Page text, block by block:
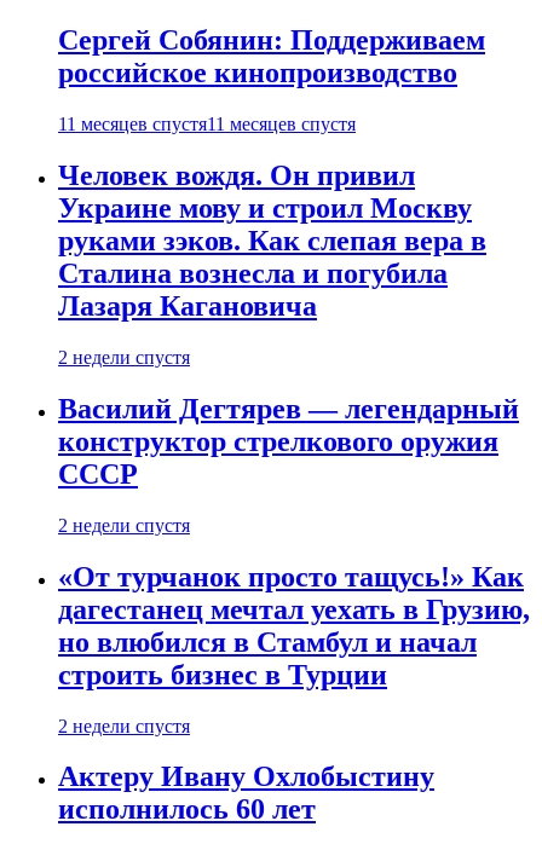
Сергей Собянин: Поддерживаем
российское кинопроизводство
11 месяцев спустя11 месяцев спустя
Человек вождя. Он привил
Украине мову и строил Москву
руками зэков. Как слепая вера в
Сталина вознесла и погубила
Лазаря Кагановича
2 недели спустя
Василий Дегтярев — легендарный
конструктор стрелкового оружия
СССР
2 недели спустя
«От турчанок просто тащусь!» Как
дагестанец мечтал уехать в Грузию,
но влюбился в Стамбул и начал
строить бизнес в Турции
2 недели спустя
Актеру Ивану Охлобыстину
исполнилось 60 лет